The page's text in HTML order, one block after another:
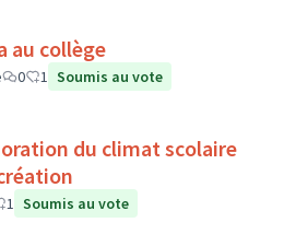
au collège
0 1 Soumis au vote
du climat scolaire
1 Soumis au vote